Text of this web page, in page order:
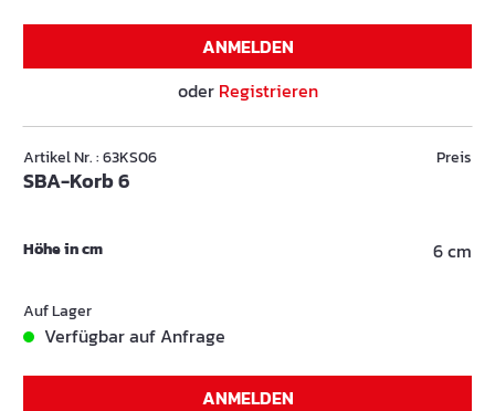
ANMELDEN
oder Registrieren
Artikel Nr. : 63KS06
SBA-Korb 6
Preis
Höhe in cm 6 cm
Auf Lager
Verfügbar auf Anfrage
ANMELDEN